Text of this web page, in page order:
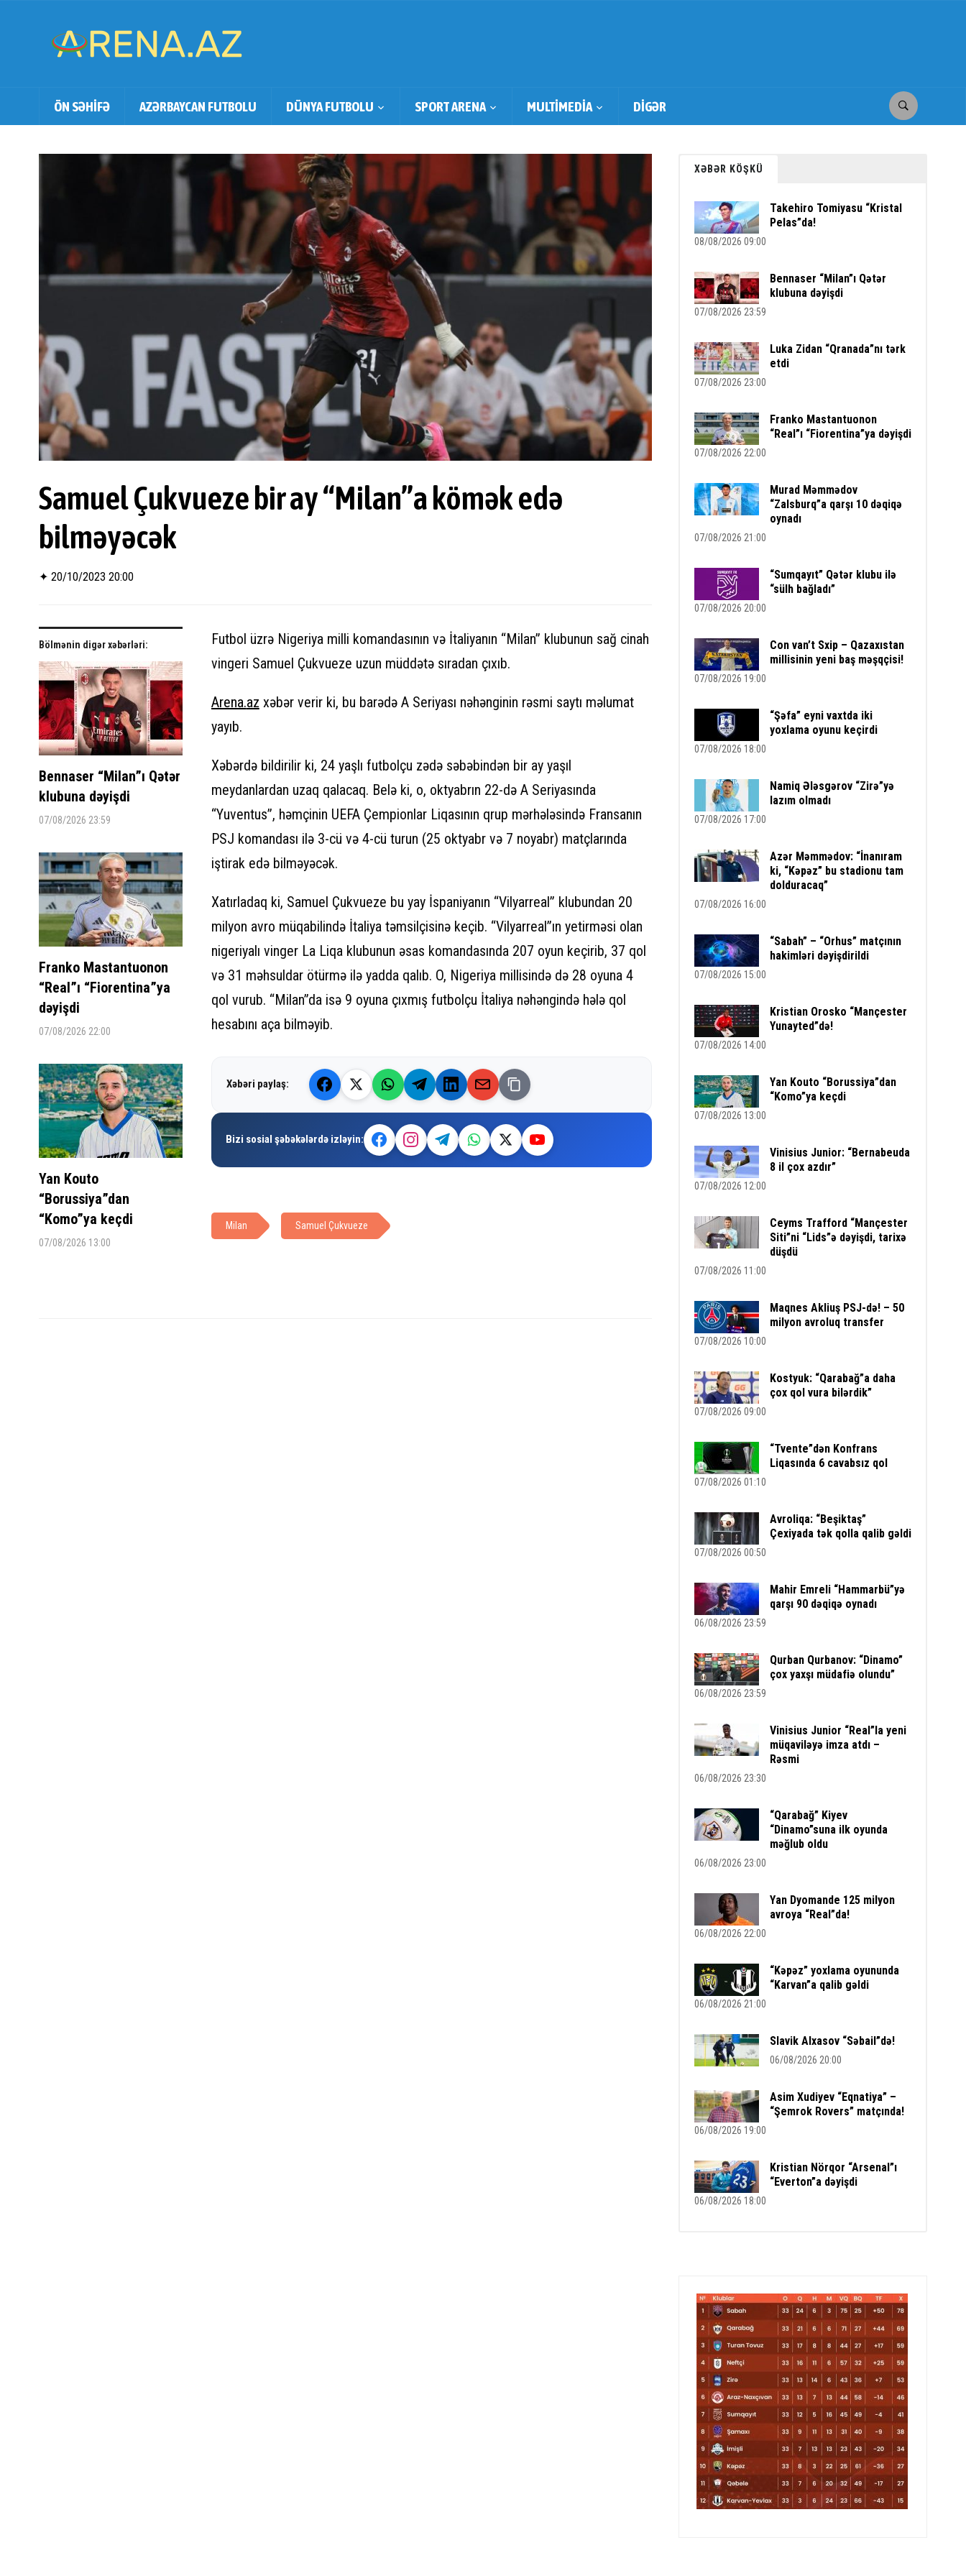
ÖN SƏHİFƏ AZƏRBAYCAN FUTBOLU DÜNYA FUTBOLU SPORT ARENA MULTİMEDİA DİGƏR
Samuel Çukvueze bir ay “Milan”a kömək edə
bilməyəcək
✦ 20/10/2023 20:00
Bölmənin digər xəbərləri:
Bennaser “Milan”ı Qətər
klubuna dəyişdi
07/08/2026 23:59
Franko Mastantuonon
“Real”ı “Fiorentina”ya
dəyişdi
07/08/2026 22:00
Yan Kouto
“Borussiya”dan
“Komo”ya keçdi
07/08/2026 13:00
Futbol üzrə Nigeriya milli komandasının və İtaliyanın “Milan” klubunun sağ cinah
vingeri Samuel Çukvueze uzun müddətə sıradan çıxıb.
Arena.az xəbər verir ki, bu barədə A Seriyası nəhənginin rəsmi saytı məlumat
yayıb.
Xəbərdə bildirilir ki, 24 yaşlı futbolçu zədə səbəbindən bir ay yaşıl
meydanlardan uzaq qalacaq. Belə ki, o, oktyabrın 22-də A Seriyasında
“Yuventus”, həmçinin UEFA Çempionlar Liqasının qrup mərhələsində Fransanın
PSJ komandası ilə 3-cü və 4-cü turun (25 oktyabr və 7 noyabr) matçlarında
iştirak edə bilməyəcək.
Xatırladaq ki, Samuel Çukvueze bu yay İspaniyanın “Vilyarreal” klubundan 20
milyon avro müqabilində İtaliya təmsilçisinə keçib. “Vilyarreal”ın yetirməsi olan
nigeriyalı vinger La Liqa klubunun əsas komandasında 207 oyun keçirib, 37 qol
və 31 məhsuldar ötürmə ilə yadda qalıb. O, Nigeriya millisində də 28 oyuna 4
qol vurub. “Milan”da isə 9 oyuna çıxmış futbolçu İtaliya nəhəngində hələ qol
hesabını aça bilməyib.
Xəbəri paylaş:
Bizi sosial şəbəkələrdə izləyin:
Milan Samuel Çukvueze
XƏBƏR KÖŞKÜ
Takehiro Tomiyasu “Kristal
Pelas”da!
08/08/2026 09:00
Bennaser “Milan”ı Qətər
klubuna dəyişdi
07/08/2026 23:59
Luka Zidan “Qranada”nı tərk
etdi
07/08/2026 23:00
Franko Mastantuonon
“Real”ı “Fiorentina”ya dəyişdi
07/08/2026 22:00
Murad Məmmədov
“Zalsburq”a qarşı 10 dəqiqə
oynadı
07/08/2026 21:00
“Sumqayıt” Qətər klubu ilə
“sülh bağladı”
07/08/2026 20:00
Con van’t Sxip – Qazaxıstan
millisinin yeni baş məşqçisi!
07/08/2026 19:00
“Şəfa” eyni vaxtda iki
yoxlama oyunu keçirdi
07/08/2026 18:00
Namiq Ələsgərov “Zirə”yə
lazım olmadı
07/08/2026 17:00
Azər Məmmədov: “İnanıram
ki, “Kəpəz” bu stadionu tam
dolduracaq”
07/08/2026 16:00
“Sabah” – “Orhus” matçının
hakimləri dəyişdirildi
07/08/2026 15:00
Kristian Orosko “Mançester
Yunayted”də!
07/08/2026 14:00
Yan Kouto “Borussiya”dan
“Komo”ya keçdi
07/08/2026 13:00
Vinisius Junior: “Bernabeuda
8 il çox azdır”
07/08/2026 12:00
Ceyms Trafford “Mançester
Siti”ni “Lids”ə dəyişdi, tarixə
düşdü
07/08/2026 11:00
Maqnes Akliuş PSJ-də! – 50
milyon avroluq transfer
07/08/2026 10:00
Kostyuk: “Qarabağ”a daha
çox qol vura bilərdik”
07/08/2026 09:00
“Tvente”dən Konfrans
Liqasında 6 cavabsız qol
07/08/2026 01:10
Avroliqa: “Beşiktaş”
Çexiyada tək qolla qalib gəldi
07/08/2026 00:50
Mahir Emreli “Hammarbü”yə
qarşı 90 dəqiqə oynadı
06/08/2026 23:59
Qurban Qurbanov: “Dinamo”
çox yaxşı müdafiə olundu”
06/08/2026 23:59
Vinisius Junior “Real”la yeni
müqaviləyə imza atdı –
Rəsmi
06/08/2026 23:30
“Qarabağ” Kiyev
“Dinamo”suna ilk oyunda
məğlub oldu
06/08/2026 23:00
Yan Dyomande 125 milyon
avroya “Real”da!
06/08/2026 22:00
“Kəpəz” yoxlama oyununda
“Karvan”a qalib gəldi
06/08/2026 21:00
Slavik Alxasov “Səbail”də!
06/08/2026 20:00
Asim Xudiyev “Eqnatiya” –
“Şemrok Rovers” matçında!
06/08/2026 19:00
Kristian Nörqor “Arsenal”ı
“Everton”a dəyişdi
06/08/2026 18:00